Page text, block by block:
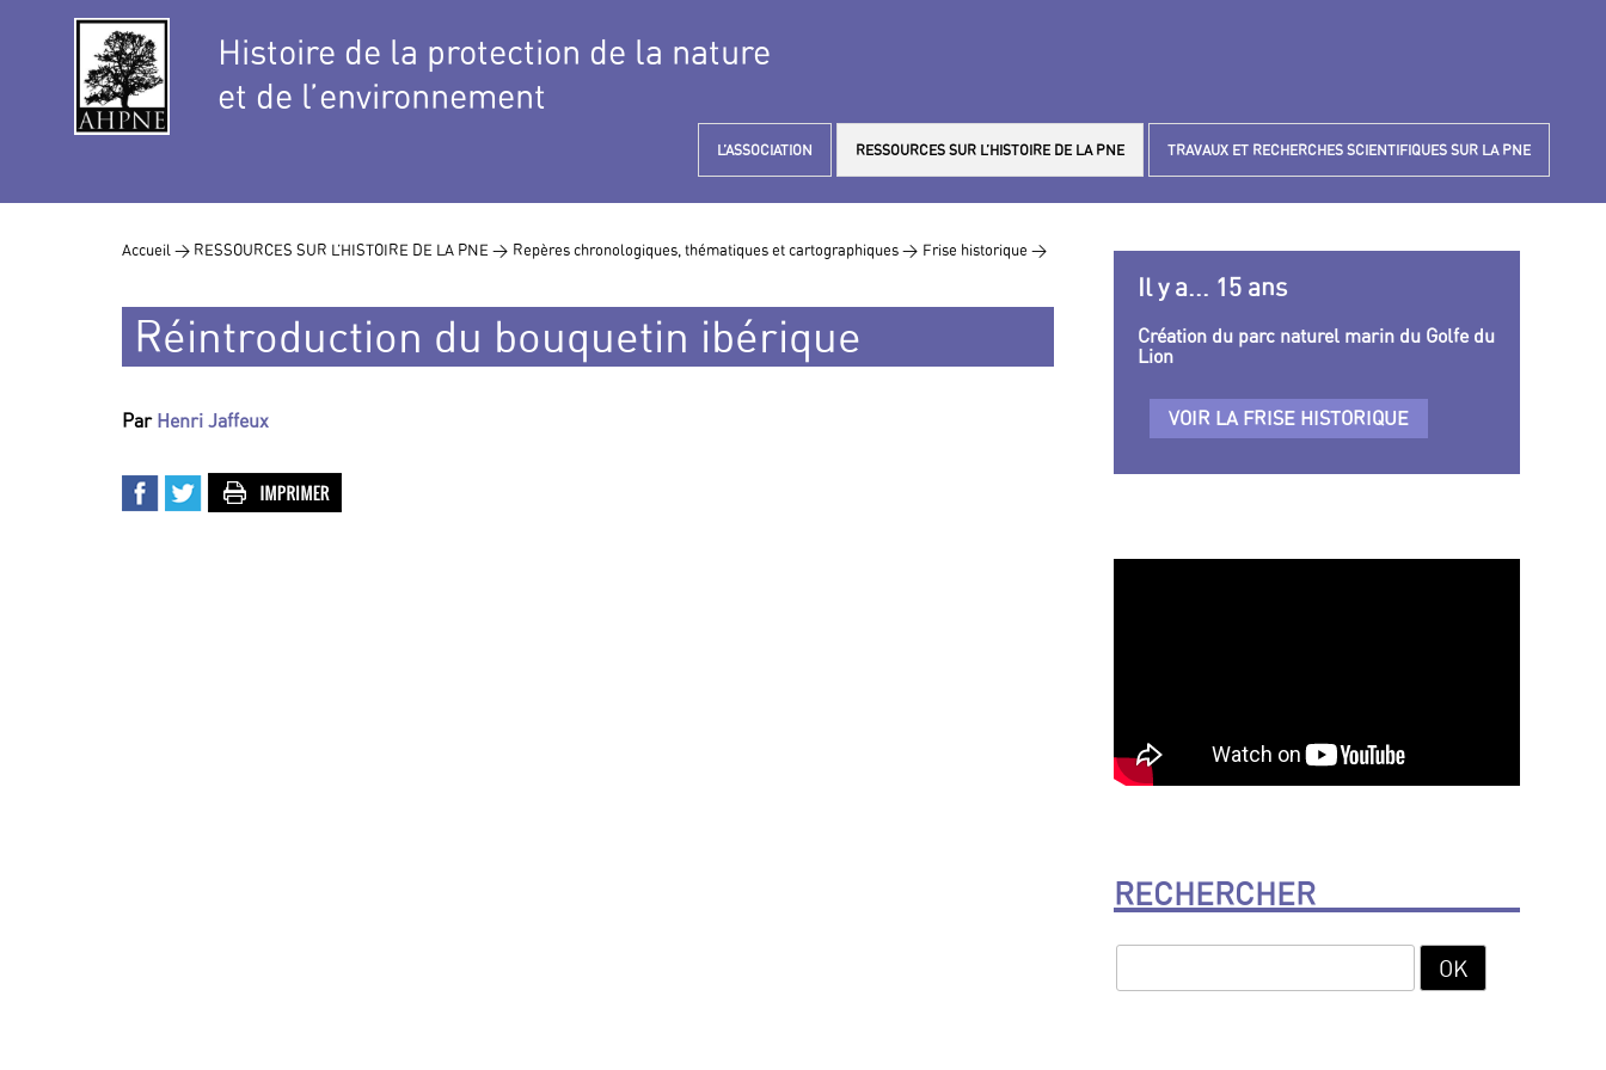
Histoire de la protection de la nature
et de l’environnement
L’ASSOCIATION RESSOURCES SUR L’HISTOIRE DE LA PNE TRAVAUX ET RECHERCHES SCIENTIFIQUES SUR LA PNE
Accueil > RESSOURCES SUR L’HISTOIRE DE LA PNE > Repères chronologiques, thématiques et cartographiques > Frise historique >
Réintroduction du bouquetin ibérique
Par Henri Jaffeux
Il y a... 15 ans
Création du parc naturel marin du Golfe du
Lion
VOIR LA FRISE HISTORIQUE
RECHERCHER